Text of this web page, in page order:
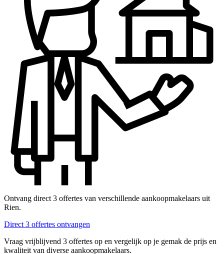
Ontvang direct 3 offertes van verschillende aankoopmakelaars uit
Rien.
Direct 3 offertes ontvangen
Vraag vrijblijvend 3 offertes op en vergelijk op je gemak de prijs en
kwaliteit van diverse aankoopmakelaars.